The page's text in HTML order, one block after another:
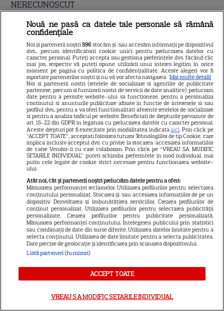
Rezumat episodul 103 „O
dragoste”, difuzat miercuri, 29
iulie 2026, la Kanal D: Mustafa
îi aude pe Ișil și pe Koray
vorbind și creează un nou haos
în familie
Harta unei distracții sportive în
mare trend la noi în București:
cele mai bune terenuri de
Nouă ne pasă ca datele tale personale să rămână
confidențiale
Noi și partenerii noștri596 stocăm și/sau accesăm informații pe dispozitivul
dvs., precum identificatorii cookie unici pentru prelucrarea datelor cu
caracter personal. Puteți accepta sau gestiona preferințele dvs. făcând clic
mai jos, respectiv vă puteți opune utilizării unui interes legitim în orice
moment pe pagina cu politica de confidențialitate. Aceste alegeri vor fi
raportate partenerilor noștri și nu vă vor afecta navigarea. Mai multe detalii
Noi si partenerii nostri (retelele de socializare si agentiile de publicitate
partenere, precum si furnizorii nostri de servicii de date analitice) prelucram
date pentru a permite website-ului sa functioneze, pentru a personaliza
continutul si anunturile publicitare afisate in functie de interesele si/sau
profilul dvs., pentru a va oferi functionalitati aferente retelelor de socializare
si pentru a analiza traficul pe website. Beneficiati de drepturile prevazute de
art. 15-22 din GDPR in legatura cu prelucrarea datelor cu caracter personal.
Aceste drepturi pot fi exercitate prin modalitatea indicataaici. Prin click pe
“ACCEPT TOATE”, acceptati folosirea tuturor Tehnologiilor de tip Cookie, care
implica inclusiv acceptul dvs. cu privire la stocarea/accesarea informatiilor
de catre Vendor-ii cu care colaboram. Prin click pe “VREAU SA MODIFIC
SETARILE INDIVIDUAL” puteti schimba preferintele in mod individual, mai
putin cele legate de cookie strict necesare pentru functionarea website-
ului.
Atât noi, cât și partenerii noștri prelucrăm datele pentru a oferi:
Măsurarea performanței reclamelor. Utilizarea profilurilor pentru selectarea
conținutului personalizat. Stocarea și/sau accesarea informațiilor de pe un
dispozitiv. Dezvoltarea și îmbunătățirea serviciilor. Crearea profilurilor de
conținut personalizat. Utilizarea profilurilor pentru selectarea publicității
personalizate. Crearea profilurilor pentru publicitate personalizată.
Măsurarea performanței conținutului. Înțelegerea publicului prin statistici
sau combinații de date din surse diferite. Utilizarea datelor limitate pentru a
selecta conținutul. Utilizarea de date limitate pentru a selecta publicitatea.
Date precise de geolocație și identificarea prin scanarea dispozitivului.
Listă parteneri (furnizori)
ACCEPT TOATE
VREAU SA MODIFIC SETARILE INDIVIDUAL